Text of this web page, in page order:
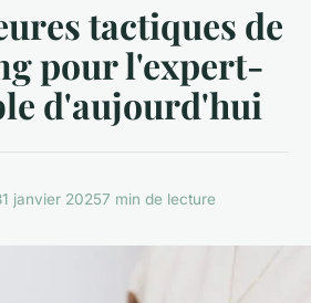
tactiques de
pour l'expert-
d'aujourd'hui
janvier 20257 min de lecture